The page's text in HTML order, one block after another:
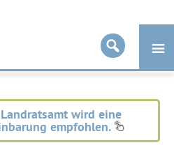
wird eine
empfohlen.